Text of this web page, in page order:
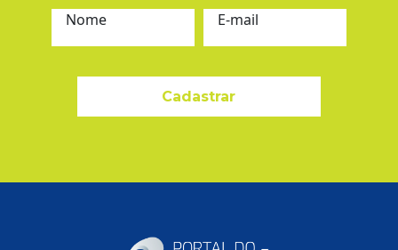
Nome E-mail
Cadastrar